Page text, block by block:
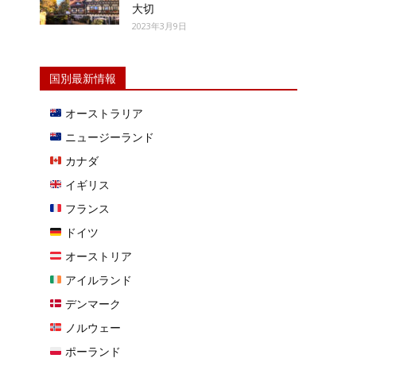
大切
2023年3月9日
国別最新情報
オーストラリア
ニュージーランド
カナダ
イギリス
フランス
ドイツ
オーストリア
アイルランド
デンマーク
ノルウェー
ポーランド